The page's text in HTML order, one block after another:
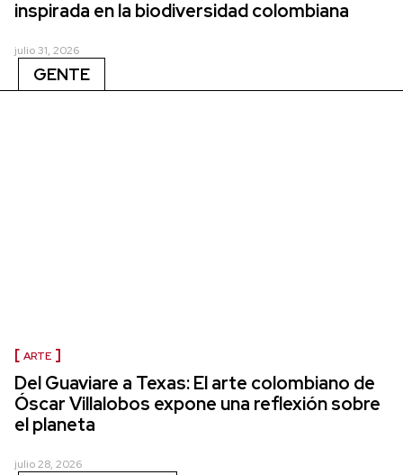
inspirada en la biodiversidad colombiana
julio 31, 2026
GENTE
ARTE
Del Guaviare a Texas: El arte colombiano de
Óscar Villalobos expone una reflexión sobre
el planeta
julio 28, 2026